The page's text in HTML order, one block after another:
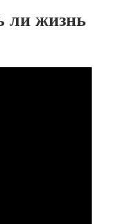
ли жизнь